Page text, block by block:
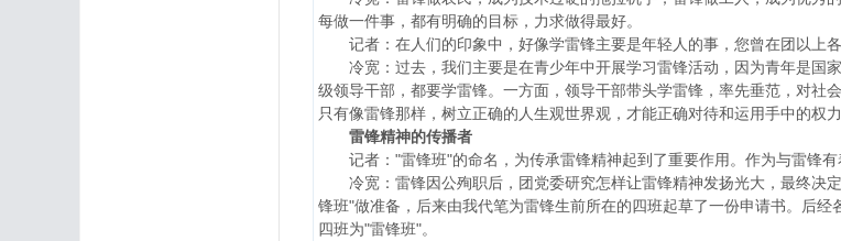
每做一件事，都有明确的目标，力求做得最好。
记者：在人们的印象中，好像学雷锋主要是年轻人的事，您曾在团以上
冷宽：过去，我们主要是在青少年中开展学习雷锋活动，因为青年是国
级领导干部，都要学雷锋。一方面，领导干部带头学雷锋，率先垂范，对社
只有像雷锋那样，树立正确的人生观世界观，才能正确对待和运用手中的权
雷锋精神的传播者
记者："雷锋班"的命名，为传承雷锋精神起到了重要作用。作为与雷锋有
冷宽：雷锋因公殉职后，团党委研究怎样让雷锋精神发扬光大，最终决
锋班"做准备，后来由我代笔为雷锋生前所在的四班起草了一份申请书。后
四班为"雷锋班"。